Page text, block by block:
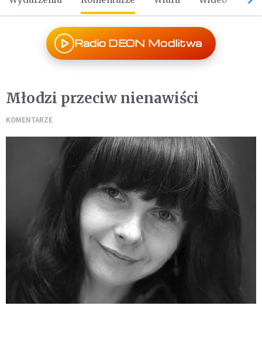
Radio DEON Modlitwa
Młodzi przeciw nienawiści
KOMENTARZE